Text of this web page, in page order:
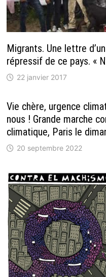
Migrants. Une lettre
répressif de ce pays. «
22 janvier 2017
Vie chère, urgence
nous ! Grande marche
climatique, Paris le
20 septembre 2022